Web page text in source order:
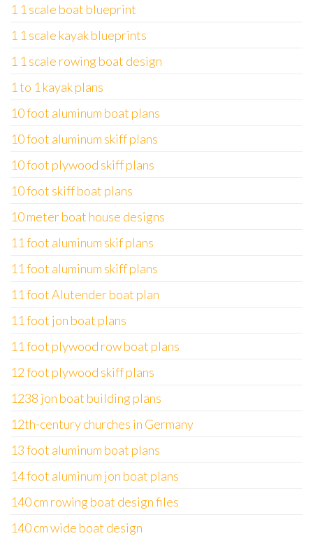
1 1 scale boat blueprint
1 1 scale kayak blueprints
1 1 scale rowing boat design
1 to 1 kayak plans
10 foot aluminum boat plans
10 foot aluminum skiff plans
10 foot plywood skiff plans
10 foot skiff boat plans
10 meter boat house designs
11 foot aluminum skif plans
11 foot aluminum skiff plans
11 foot Alutender boat plan
11 foot jon boat plans
11 foot plywood row boat plans
12 foot plywood skiff plans
1238 jon boat building plans
12th-century churches in Germany
13 foot aluminum boat plans
14 foot aluminum jon boat plans
140 cm rowing boat design files
140 cm wide boat design